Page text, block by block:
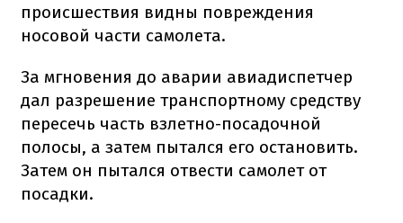
происшествия видны повреждения
носовой части самолета.
За мгновения до аварии авиадиспетчер
дал разрешение транспортному средству
пересечь часть взлетно-посадочной
полосы, а затем пытался его остановить.
Затем он пытался отвести самолет от
посадки.